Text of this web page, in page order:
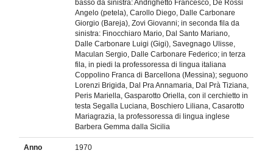
basso da sinistra: Andrighetto Francesco, De Rossi
Angelo (petela), Carollo Diego, Dalle Carbonare
Giorgio (Bareja), Zovi Giovanni; in seconda fila da
sinistra: Finocchiaro Mario, Dal Santo Mariano,
Dalle Carbonare Luigi (Gigi), Savegnago Ulisse,
Maculan Sergio, Dalle Carbonare Federico; in terza
fila, in piedi la professoressa di lingua italiana
Coppolino Franca di Barcellona (Messina); seguono
Lorenzi Brigida, Dal Pra Annamaria, Dal Prà Tiziana,
Peris Mariella, Gasparotto Oriella, con il cerchietto in
testa Segalla Luciana, Boschiero Liliana, Casarotto
Mariagrazia, la professoressa di lingua inglese
Barbera Gemma dalla Sicilia
Anno 1970